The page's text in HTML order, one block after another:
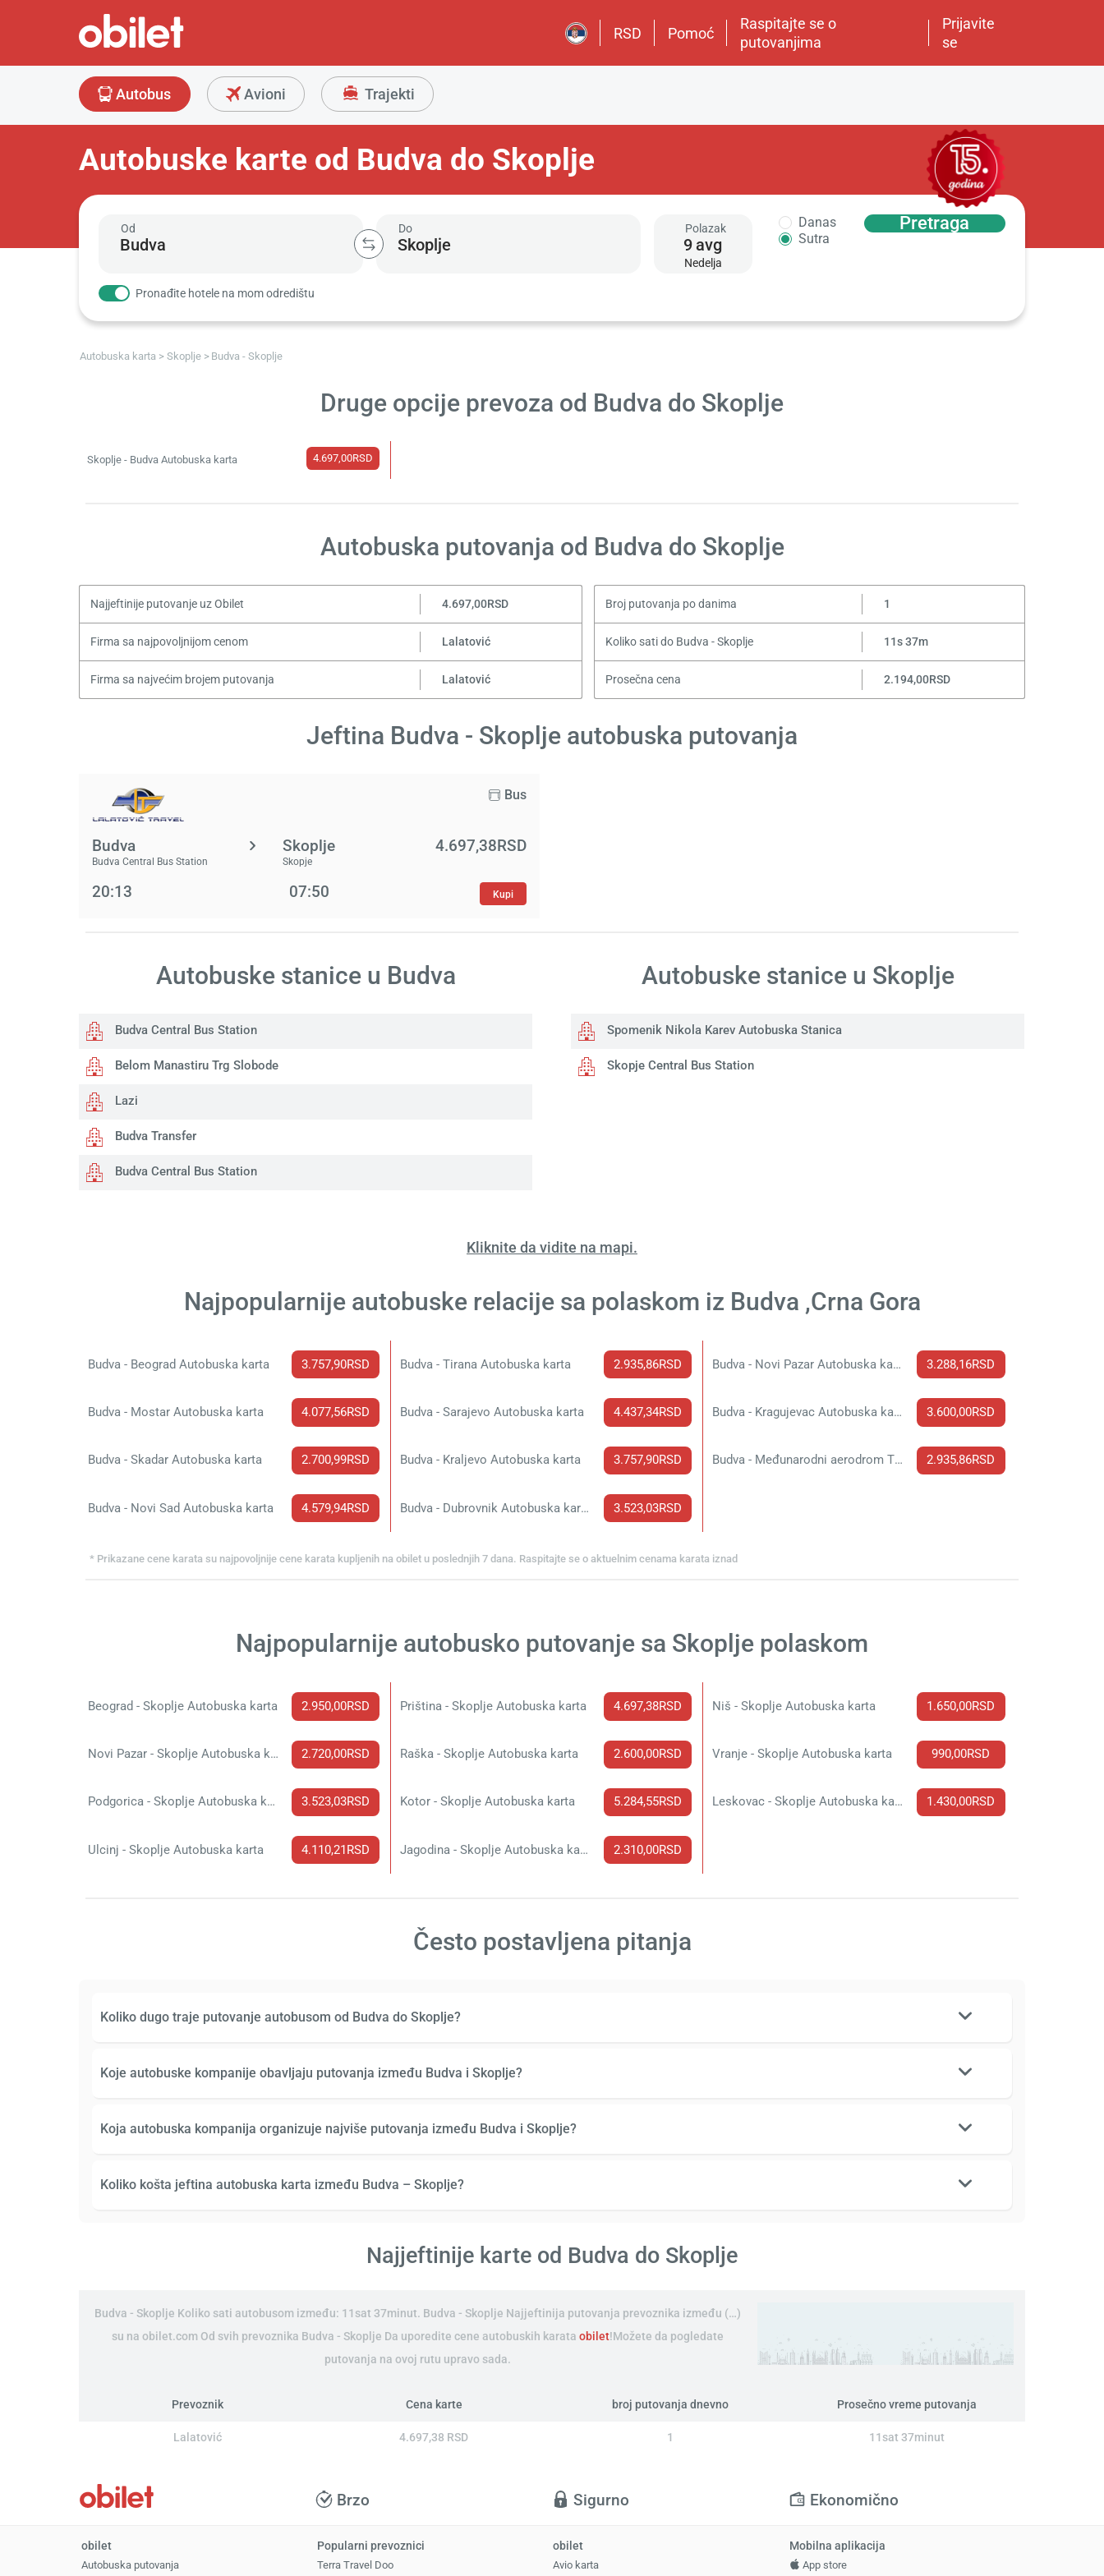
RSD Pomoć
Raspitajte se o
putovanjima
Prijavite
se
Autobus Avioni Trajekti
Autobuske karte od Budva do Skoplje
Od Do Polazak
9avg
Nedelja
Danas
Sutra
Pretraga
Pronađite hotele na mom odredištu
Autobuska karta Skoplje Budva - Skoplje
Druge opcije prevoza od Budva do Skoplje
Skoplje - Budva Autobuska karta 4.697,00RSD
Autobuska putovanja od Budva do Skoplje
Najjeftinije putovanje uz Obilet 4.697,00RSD Broj putovanja po danima 1
Firma sa najpovoljnijom cenom Lalatović Koliko sati do Budva - Skoplje 11s 37m
Firma sa najvećim brojem putovanja Lalatović Prosečna cena 2.194,00RSD
Jeftina Budva - Skoplje autobuska putovanja
Bus
Budva
Budva Central Bus Station
Skoplje
Skopje
4.697,38RSD
20:13 07:50 Kupi
Autobuske stanice u Budva
Budva Central Bus Station
Belom Manastiru Trg Slobode
Lazi
Budva Transfer
Budva Central Bus Station
Autobuske stanice u Skoplje
Spomenik Nikola Karev Autobuska Stanica
Skopje Central Bus Station
Kliknite da vidite na mapi.
Najpopularnije autobuske relacije sa polaskom iz Budva ,Crna Gora
Budva - Beograd Autobuska karta 3.757,90RSD Budva - Tirana Autobuska karta 2.935,86RSD Budva - Novi Pazar Autobuska karta 3.288,16RSD
Budva - Mostar Autobuska karta 4.077,56RSD Budva - Sarajevo Autobuska karta 4.437,34RSD Budva - Kragujevac Autobuska karta 3.600,00RSD
Budva - Skadar Autobuska karta 2.700,99RSD Budva - Kraljevo Autobuska karta 3.757,90RSD Budva - Međunarodni aerodrom Tirana Autobuska karta 2.935,86RSD
Budva - Novi Sad Autobuska karta 4.579,94RSD Budva - Dubrovnik Autobuska karta 3.523,03RSD
* Prikazane cene karata su najpovoljnije cene karata kupljenih na obilet u poslednjih 7 dana. Raspitajte se o aktuelnim cenama karata iznad
Najpopularnije autobusko putovanje sa Skoplje polaskom
Beograd - Skoplje Autobuska karta 2.950,00RSD Priština - Skoplje Autobuska karta 4.697,38RSD Niš - Skoplje Autobuska karta 1.650,00RSD
Novi Pazar - Skoplje Autobuska karta 2.720,00RSD Raška - Skoplje Autobuska karta 2.600,00RSD Vranje - Skoplje Autobuska karta 990,00RSD
Podgorica - Skoplje Autobuska karta 3.523,03RSD Kotor - Skoplje Autobuska karta 5.284,55RSD Leskovac - Skoplje Autobuska karta 1.430,00RSD
Ulcinj - Skoplje Autobuska karta 4.110,21RSD Jagodina - Skoplje Autobuska karta 2.310,00RSD
Često postavljena pitanja
Koliko dugo traje putovanje autobusom od Budva do Skoplje?
Koje autobuske kompanije obavljaju putovanja između Budva i Skoplje?
Koja autobuska kompanija organizuje najviše putovanja između Budva i Skoplje?
Koliko košta jeftina autobuska karta između Budva – Skoplje?
Najjeftinije karte od Budva do Skoplje
Budva - Skoplje Koliko sati autobusom između: 11sat 37minut. Budva - Skoplje Najjeftinija putovanja prevoznika između (…)
su na obilet.com Od svih prevoznika Budva - Skoplje Da uporedite cene autobuskih karataobilet!Možete da pogledate
putovanja na ovoj rutu upravo sada.
Prevoznik Cena karte broj putovanja dnevno Prosečno vreme putovanja
Lalatović 4.697,38 RSD 1 11sat 37minut
Brzo Sigurno Ekonomično
obilet
Autobuska putovanja
Popularni prevoznici
Terra Travel Doo
obilet
Avio karta
Mobilna aplikacija
App store